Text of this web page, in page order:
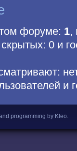
форуме: 1,
0 и
и
programming by Kleo.